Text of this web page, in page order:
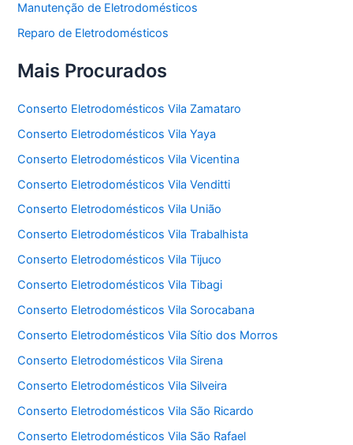
Manutenção de Eletrodomésticos
Reparo de Eletrodomésticos
Mais Procurados
Conserto Eletrodomésticos Vila Zamataro
Conserto Eletrodomésticos Vila Yaya
Conserto Eletrodomésticos Vila Vicentina
Conserto Eletrodomésticos Vila Venditti
Conserto Eletrodomésticos Vila União
Conserto Eletrodomésticos Vila Trabalhista
Conserto Eletrodomésticos Vila Tijuco
Conserto Eletrodomésticos Vila Tibagi
Conserto Eletrodomésticos Vila Sorocabana
Conserto Eletrodomésticos Vila Sítio dos Morros
Conserto Eletrodomésticos Vila Sirena
Conserto Eletrodomésticos Vila Silveira
Conserto Eletrodomésticos Vila São Ricardo
Conserto Eletrodomésticos Vila São Rafael